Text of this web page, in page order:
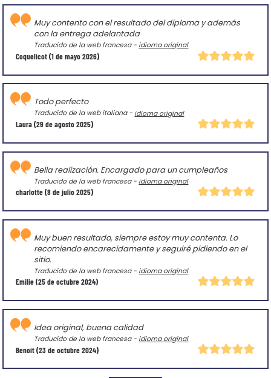
Coquelicot(1 de mayo 2026)
Muy contento con el resultado del diploma y además
con la entrega adelantada
Traducido de la web francesa - idioma original
Laura(29 de agosto 2025)
Todo perfecto
Traducido de la web italiana - idioma original
charlotte(8 de julio 2025)
Bella realización. Encargado para un cumpleaños
Traducido de la web francesa - idioma original
Emilie(25 de octubre 2024)
Muy buen resultado, siempre estoy muy contenta. Lo
recomiendo encarecidamente y seguiré pidiendo en el
sitio.
Traducido de la web francesa - idioma original
Benoit(23 de octubre 2024)
Idea original, buena calidad
Traducido de la web francesa - idioma original